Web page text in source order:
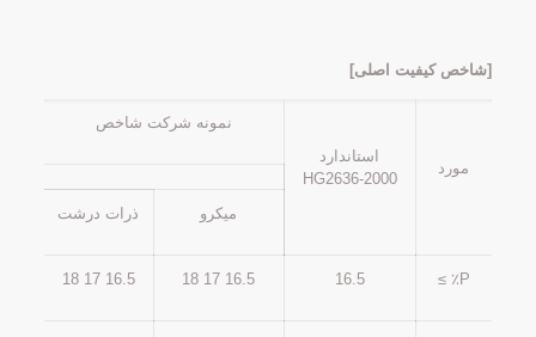
[شاخص کیفیت اصلی]
مورد
استاندارد
HG2636-2000
نمونه شرکت شاخص
میکرو ذرات درشت
P٪ ≥ 16.5
16.5 17 18
16.5 17 18